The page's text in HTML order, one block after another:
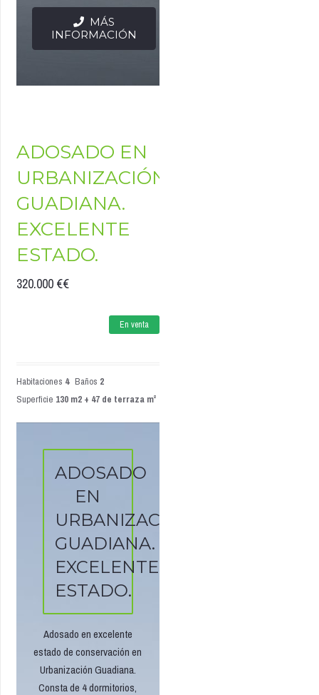
MÁS
INFORMACIÓN
ADOSADO EN
URBANIZACIÓN
GUADIANA.
EXCELENTE
ESTADO.
320.000 €€
En venta
Habitaciones 4 Baños 2
Superficie 130 m2 + 47 de terraza m²
ADOSADO
EN
URBANIZACIÓN
GUADIANA.
EXCELENTE
ESTADO.
Adosado en excelente
estado de conservación en
Urbanización Guadiana.
Consta de 4 dormitorios,